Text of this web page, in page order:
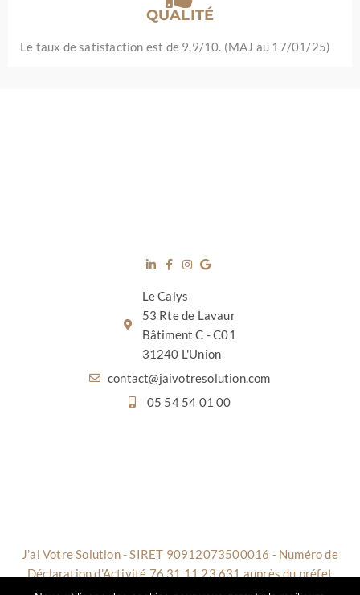
QUALITÉ
Le taux de satisfaction est de 9,9/10. (MAJ au 17/01/25)
Le Calys
53 Rte de Lavaur
Bâtiment C - C01
31240 L'Union
contact@jaivotresolution.com
05 54 54 01 00
J'ai Votre Solution - SIRET 90912073500016 - Numéro de
Déclaration d'Activité 76 31 11 23 631 auprès du préfet